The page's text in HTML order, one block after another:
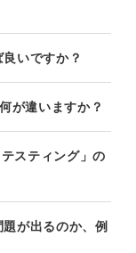
いですか？
が違いますか？
スティング」の
が出るのか、例